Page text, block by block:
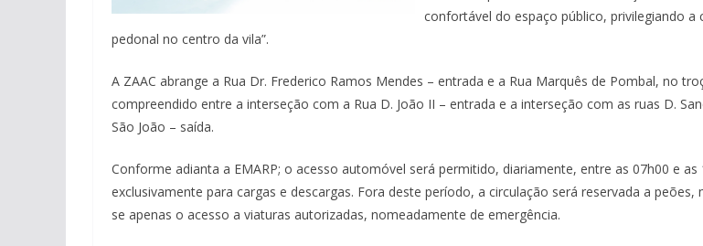
confortável do espaço público, privilegiando a
pedonal no centro da vila”.
A ZAAC abrange a Rua Dr. Frederico Ramos Mendes – entrada e a Rua Marquês de Pombal, no
compreendido entre a interseção com a Rua D. João II – entrada e a interseção com as ruas D.
São João – saída.
Conforme adianta a EMARP; o acesso automóvel será permitido, diariamente, entre as 07h00 e as
exclusivamente para cargas e descargas. Fora deste período, a circulação será reservada a peões,
se apenas o acesso a viaturas autorizadas, nomeadamente de emergência.